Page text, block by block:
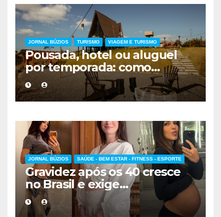
JORNAL BÚZIOS TURISMO VIAGEM E TURISMO
Pousada, hotel ou aluguel
por temporada: como
escolher a melhor
hospedagem
JORNAL BÚZIOS SAÚDE - BEM ESTAR - FITNESS - ESPORTE
Gravidez após os 40 cresce
no Brasil e exige
acompanhamento médico
mais cuidadoso